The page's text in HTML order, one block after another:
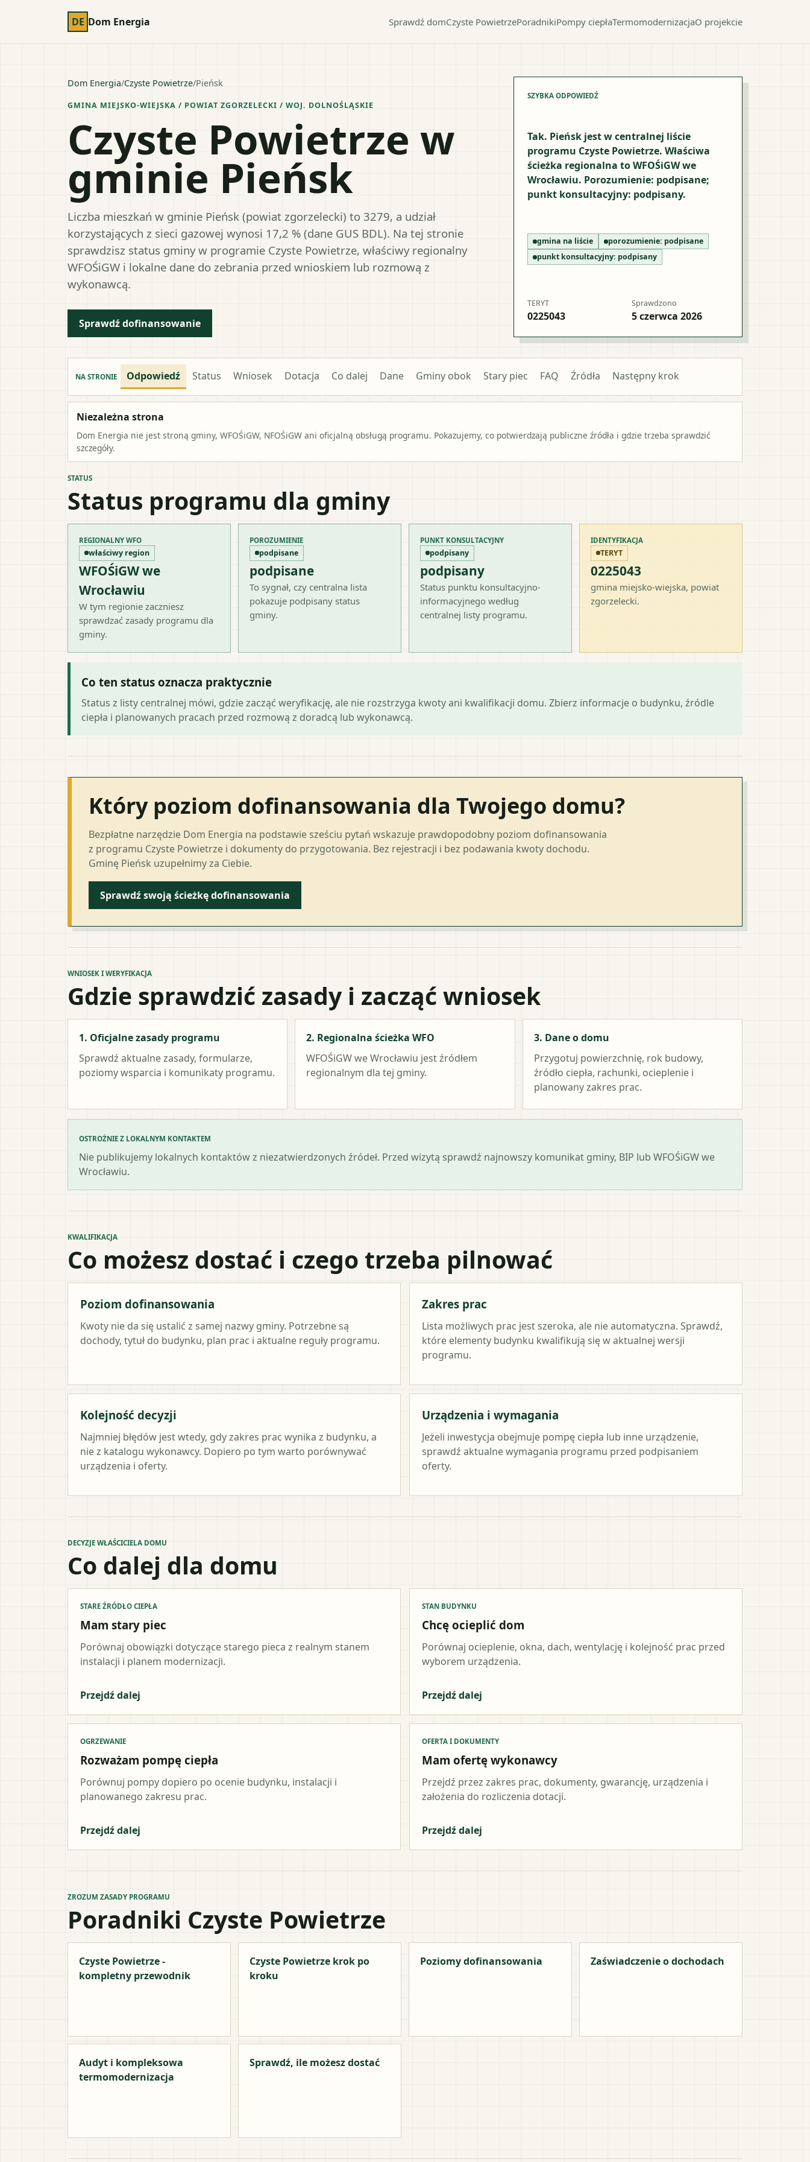
DE Dom Energia Sprawdź domCzyste PowietrzePoradnikiPompy ciepłaTermomodernizacjaO projekcie
Dom Energia/Czyste Powietrze/Pieńsk
GMINA MIEJSKO-WIEJSKA / POWIAT ZGORZELECKI / WOJ. DOLNOŚLĄSKIE
Czyste Powietrze w
gminie Pieńsk
Liczba mieszkań w gminie Pieńsk (powiat zgorzelecki) to 3279, a udział
korzystających z sieci gazowej wynosi 17,2 % (dane GUS BDL). Na tej stronie
sprawdzisz status gminy w programie Czyste Powietrze, właściwy regionalny
WFOŚiGW i lokalne dane do zebrania przed wnioskiem lub rozmową z
wykonawcą.
Sprawdź dofinansowanie
SZYBKA ODPOWIEDŹ
Tak. Pieńsk jest w centralnej liście
programu Czyste Powietrze. Właściwa
ścieżka regionalna to WFOŚiGW we
Wrocławiu. Porozumienie: podpisane;
punkt konsultacyjny: podpisany.
gmina na liście porozumienie: podpisane
punkt konsultacyjny: podpisany
TERYT
0225043
Sprawdzono
5 czerwca 2026
NA STRONIE Odpowiedź Status Wniosek Dotacja Co dalej Dane Gminy obok Stary piec FAQ Źródła Następny krok
Niezależna strona
Dom Energia nie jest stroną gminy, WFOŚiGW, NFOŚiGW ani oficjalną obsługą programu. Pokazujemy, co potwierdzają publiczne źródła i gdzie trzeba sprawdzić
szczegóły.
STATUS
Status programu dla gminy
REGIONALNY WFO
właściwy region
WFOŚiGW we
Wrocławiu
W tym regionie zaczniesz
sprawdzać zasady programu dla
gminy.
POROZUMIENIE
podpisane
podpisane
To sygnał, czy centralna lista
pokazuje podpisany status
gminy.
PUNKT KONSULTACYJNY
podpisany
podpisany
Status punktu konsultacyjno-
informacyjnego według
centralnej listy programu.
IDENTYFIKACJA
TERYT
0225043
gmina miejsko-wiejska, powiat
zgorzelecki.
Co ten status oznacza praktycznie
Status z listy centralnej mówi, gdzie zacząć weryfikację, ale nie rozstrzyga kwoty ani kwalifikacji domu. Zbierz informacje o budynku, źródle
ciepła i planowanych pracach przed rozmową z doradcą lub wykonawcą.
Który poziom dofinansowania dla Twojego domu?
Bezpłatne narzędzie Dom Energia na podstawie sześciu pytań wskazuje prawdopodobny poziom dofinansowania
z programu Czyste Powietrze i dokumenty do przygotowania. Bez rejestracji i bez podawania kwoty dochodu.
Gminę Pieńsk uzupełnimy za Ciebie.
Sprawdź swoją ścieżkę dofinansowania
WNIOSEK I WERYFIKACJA
Gdzie sprawdzić zasady i zacząć wniosek
1. Oficjalne zasady programu
Sprawdź aktualne zasady, formularze,
poziomy wsparcia i komunikaty programu.
2. Regionalna ścieżka WFO
WFOŚiGW we Wrocławiu jest źródłem
regionalnym dla tej gminy.
3. Dane o domu
Przygotuj powierzchnię, rok budowy,
źródło ciepła, rachunki, ocieplenie i
planowany zakres prac.
OSTROŻNIE Z LOKALNYM KONTAKTEM
Nie publikujemy lokalnych kontaktów z niezatwierdzonych źródeł. Przed wizytą sprawdź najnowszy komunikat gminy, BIP lub WFOŚiGW we
Wrocławiu.
KWALIFIKACJA
Co możesz dostać i czego trzeba pilnować
Poziom dofinansowania
Kwoty nie da się ustalić z samej nazwy gminy. Potrzebne są
dochody, tytuł do budynku, plan prac i aktualne reguły programu.
Zakres prac
Lista możliwych prac jest szeroka, ale nie automatyczna. Sprawdź,
które elementy budynku kwalifikują się w aktualnej wersji
programu.
Kolejność decyzji
Najmniej błędów jest wtedy, gdy zakres prac wynika z budynku, a
nie z katalogu wykonawcy. Dopiero po tym warto porównywać
urządzenia i oferty.
Urządzenia i wymagania
Jeżeli inwestycja obejmuje pompę ciepła lub inne urządzenie,
sprawdź aktualne wymagania programu przed podpisaniem
oferty.
DECYZJE WŁAŚCICIELA DOMU
Co dalej dla domu
STARE ŹRÓDŁO CIEPŁA
Mam stary piec
Porównaj obowiązki dotyczące starego pieca z realnym stanem
instalacji i planem modernizacji.
Przejdź dalej
STAN BUDYNKU
Chcę ocieplić dom
Porównaj ocieplenie, okna, dach, wentylację i kolejność prac przed
wyborem urządzenia.
Przejdź dalej
OGRZEWANIE
Rozważam pompę ciepła
Porównuj pompy dopiero po ocenie budynku, instalacji i
planowanego zakresu prac.
Przejdź dalej
OFERTA I DOKUMENTY
Mam ofertę wykonawcy
Przejdź przez zakres prac, dokumenty, gwarancję, urządzenia i
założenia do rozliczenia dotacji.
Przejdź dalej
ZROZUM ZASADY PROGRAMU
Poradniki Czyste Powietrze
Czyste Powietrze -
kompletny przewodnik
Czyste Powietrze krok po
kroku
Poziomy dofinansowania Zaświadczenie o dochodach
Audyt i kompleksowa
termomodernizacja
Sprawdź, ile możesz dostać